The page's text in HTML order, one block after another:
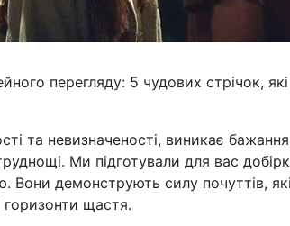
перегляду: 5 чудових стрічок,
та невизначеності, виникає
Ми підготували для вас
Вони демонструють силу почуттів,
горизонти щастя.